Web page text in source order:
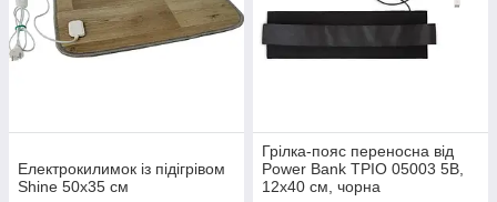
Електрокилимок із підігрівом
Shine 50х35 см
Грілка-пояс переносна від
Power Bank ТРІО 05003 5В,
12х40 см, чорна